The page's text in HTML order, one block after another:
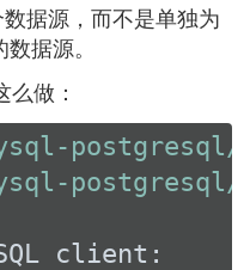
据源，而不是单独为
据源。
做：
client: